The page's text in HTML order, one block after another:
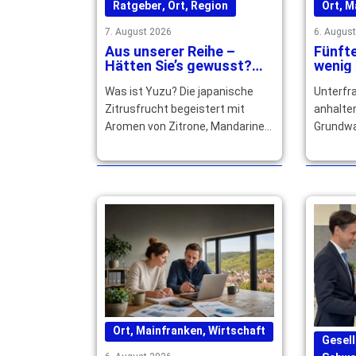
Ratgeber, Ort, Region
7. August 2026
Aus unserer Reihe –
Hätten Sie’s gewusst?
Cocktails verfeinert
Was ist Yuzu? Die japanische
Zitrusfrucht begeistert mit
Aromen von Zitrone, Mandarine
Speisen und Getränke raffiniert.
Ort,
6.
wenig
sich
Ort, Mainfranken, Wirtschaft